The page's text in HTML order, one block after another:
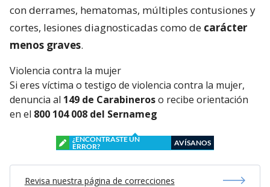
con derrames, hematomas, múltiples contusiones y
cortes, lesiones diagnosticadas como de carácter
menos graves.
Violencia contra la mujer
Si eres víctima o testigo de violencia contra la mujer,
denuncia al 149 de Carabineroso recibe orientación
en el 800 104 008 del Sernameg
¿ENCONTRASTE UN
ERROR?
AVÍSANOS
Revisa nuestra página de correcciones